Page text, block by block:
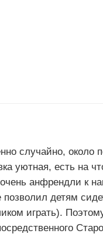
случайно, около
уютная, есть на
анфрендли к
позволил детям
играть).